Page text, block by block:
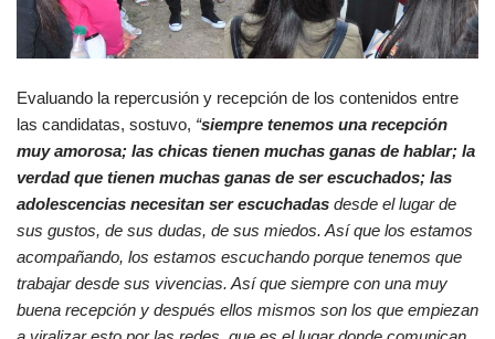
Evaluando la repercusión y recepción de los contenidos entre
las candidatas, sostuvo, “siempre tenemos una recepción
muy amorosa; las chicas tienen muchas ganas de hablar; la
verdad que tienen muchas ganas de ser escuchados; las
adolescencias necesitan ser escuchadas desde el lugar de
sus gustos, de sus dudas, de sus miedos. Así que los estamos
acompañando, los estamos escuchando porque tenemos que
trabajar desde sus vivencias. Así que siempre con una muy
buena recepción y después ellos mismos son los que empiezan